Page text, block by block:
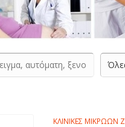
ΚΛΙΝΙΚΕΣ ΜΙΚΡΩΩΝ